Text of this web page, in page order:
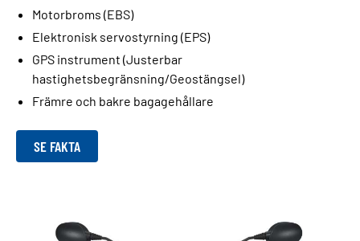
Motorbroms (EBS)
Elektronisk servostyrning (EPS)
GPS instrument (Justerbar
hastighetsbegränsning/Geostängsel)
Främre och bakre bagagehållare
SE FAKTA